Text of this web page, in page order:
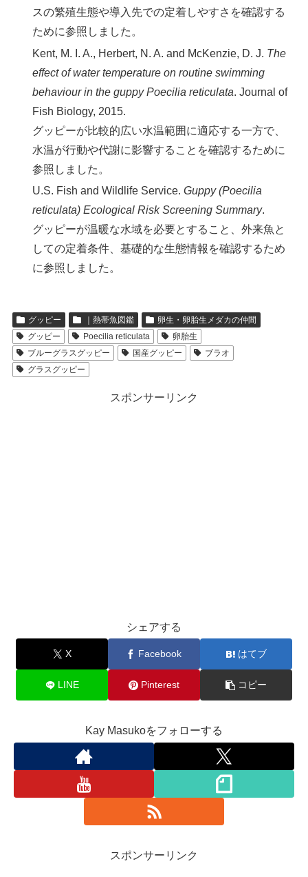
スの繁殖生態や導入先での定着しやすさを確認する
ために参照しました。
Kent, M. I. A., Herbert, N. A. and McKenzie, D. J. The
effect of water temperature on routine swimming
behaviour in the guppy Poecilia reticulata. Journal of
Fish Biology, 2015.
グッピーが比較的広い水温範囲に適応する一方で、
水温が行動や代謝に影響することを確認するために
参照しました。
U.S. Fish and Wildlife Service.Guppy (Poecilia
reticulata) Ecological Risk Screening Summary.
グッピーが温暖な水域を必要とすること、外来魚と
しての定着条件、基礎的な生態情報を確認するため
に参照しました。
グッピー ｜熱帯魚図鑑
卵生・卵胎生メダカの仲間
グッピー
Poecilia reticulata
卵胎生
ブルーグラスグッピー
国産グッピー
ブラオ
グラスグッピー
スポンサーリンク
シェアする
X Facebook はてブ
LINE Pinterest コピー
Kay Masukoをフォローする
スポンサーリンク